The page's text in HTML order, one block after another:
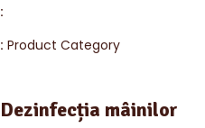
:
: Product Category
Dezinfecția mâinilor